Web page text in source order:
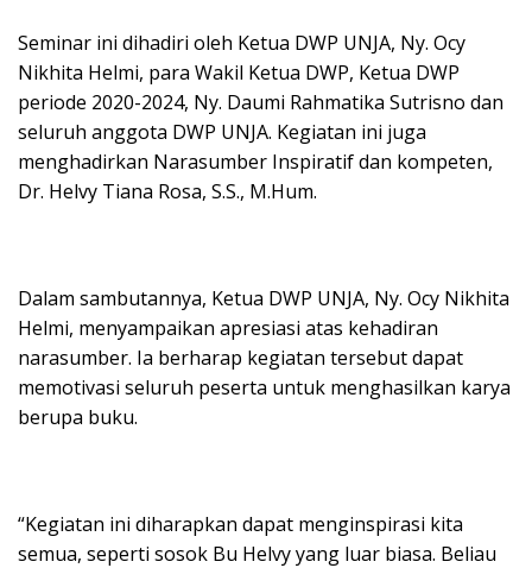
Seminar ini dihadiri oleh Ketua DWP UNJA, Ny. Ocy
Nikhita Helmi, para Wakil Ketua DWP, Ketua DWP
periode 2020-2024, Ny. Daumi Rahmatika Sutrisno dan
seluruh anggota DWP UNJA. Kegiatan ini juga
menghadirkan Narasumber Inspiratif dan kompeten,
Dr. Helvy Tiana Rosa, S.S., M.Hum.
Dalam sambutannya, Ketua DWP UNJA, Ny. Ocy Nikhita
Helmi, menyampaikan apresiasi atas kehadiran
narasumber. Ia berharap kegiatan tersebut dapat
memotivasi seluruh peserta untuk menghasilkan karya
berupa buku.
“Kegiatan ini diharapkan dapat menginspirasi kita
semua, seperti sosok Bu Helvy yang luar biasa. Beliau